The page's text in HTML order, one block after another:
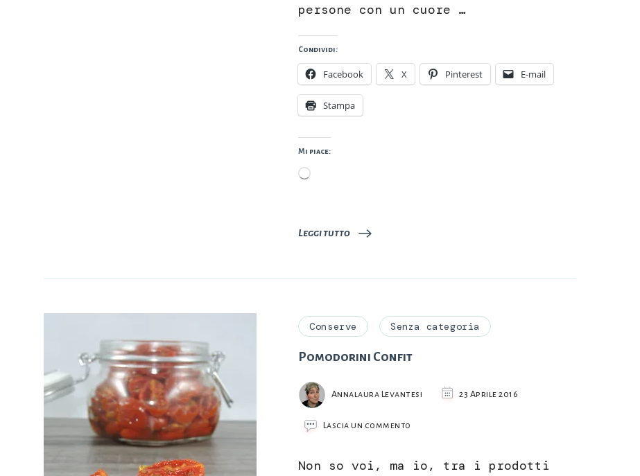
persone con un cuore …
Condividi:
Facebook X Pinterest E-mail
Stampa
Mi piace:
Caricamento
Leggi tutto
Conserve Senza categoria
Pomodorini Confit
Annalaura Levantesi 23 Aprile 2016
Lascia un commento
Non so voi, ma io, tra i prodotti